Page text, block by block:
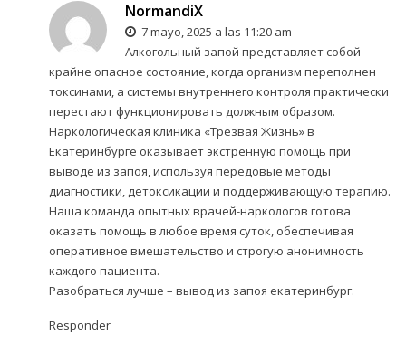
NormandiX
7 mayo, 2025 a las 11:20 am
Алкогольный запой представляет собой
крайне опасное состояние, когда организм переполнен
токсинами, а системы внутреннего контроля практически
перестают функционировать должным образом.
Наркологическая клиника «Трезвая Жизнь» в
Екатеринбурге оказывает экстренную помощь при
выводе из запоя, используя передовые методы
диагностики, детоксикации и поддерживающую терапию.
Наша команда опытных врачей-наркологов готова
оказать помощь в любое время суток, обеспечивая
оперативное вмешательство и строгую анонимность
каждого пациента.
Разобраться лучше – вывод из запоя екатеринбург.
Responder